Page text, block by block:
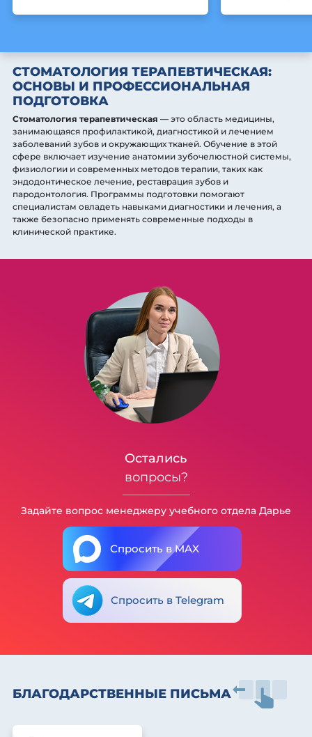
СТОМАТОЛОГИЯ ТЕРАПЕВТИЧЕСКАЯ:
ОСНОВЫ И ПРОФЕССИОНАЛЬНАЯ
ПОДГОТОВКА
Стоматология терапевтическая — это область медицины,
занимающаяся профилактикой, диагностикой и лечением
заболеваний зубов и окружающих тканей. Обучение в этой
сфере включает изучение анатомии зубочелюстной системы,
физиологии и современных методов терапии, таких как
эндодонтическое лечение, реставрация зубов и
пародонтология. Программы подготовки помогают
специалистам овладеть навыками диагностики и лечения, а
также безопасно применять современные подходы в
клинической практике.
Остались
вопросы?
Задайте вопрос менеджеру учебного отдела Дарье
Спросить в MAX
Спросить в Telegram
БЛАГОДАРСТВЕННЫЕ ПИСЬМА